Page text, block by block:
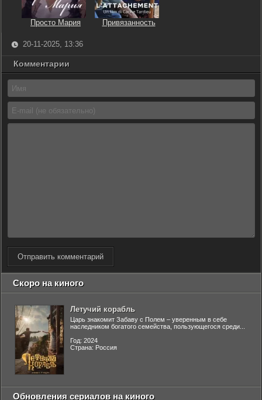
Просто Мария Привязанность
20-11-2025, 13:36
Комментарии
Отправить комментарий
Скоро на киного
Летучий корабль
Царь знакомит Забаву с Полем – уверенным в себе
наследником богатого семейства, пользующегося среди...
Год: 2024
Страна: Россия
Обновления сериалов на киного